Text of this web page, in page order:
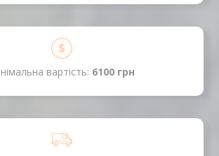
вартість: 6100 грн